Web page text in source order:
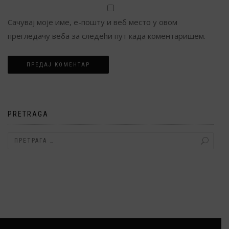
Сачувај моје име, е-пошту и веб место у овом
прегледачу веба за следећи пут када коментаришем.
PRETRAGA